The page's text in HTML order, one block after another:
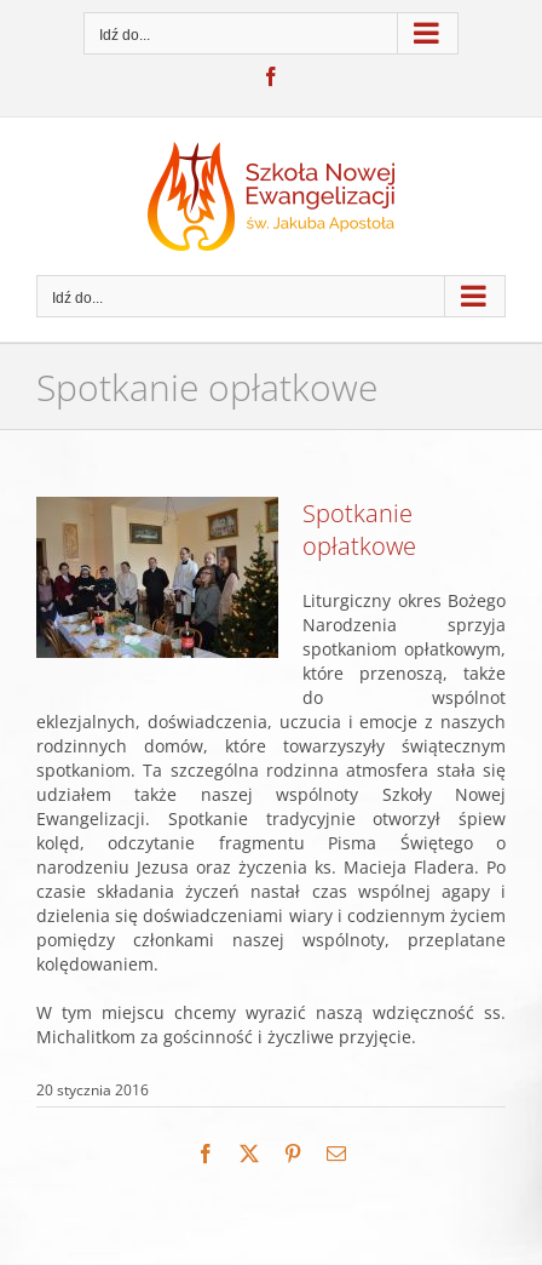
zawartości
Idź do...
Idź do...
Spotkanie opłatkowe
większy
obrazek
Spotkanie
opłatkowe
Liturgiczny okres Bożego
Narodzenia sprzyja
spotkaniom opłatkowym,
które przenoszą, także
do wspólnot
eklezjalnych, doświadczenia, uczucia i emocje z naszych
rodzinnych domów, które towarzyszyły świątecznym
spotkaniom. Ta szczególna rodzinna atmosfera stała się
udziałem także naszej wspólnoty Szkoły Nowej
Ewangelizacji. Spotkanie tradycyjnie otworzył śpiew
kolęd, odczytanie fragmentu Pisma Świętego o
narodzeniu Jezusa oraz życzenia ks. Macieja Fladera. Po
czasie składania życzeń nastał czas wspólnej agapy i
dzielenia się doświadczeniami wiary i codziennym życiem
pomiędzy członkami naszej wspólnoty, przeplatane
kolędowaniem.
W tym miejscu chcemy wyrazić naszą wdzięczność ss.
Michalitkom za gościnność i życzliwe przyjęcie.
20 stycznia 2016
Facebook PinterestEmail